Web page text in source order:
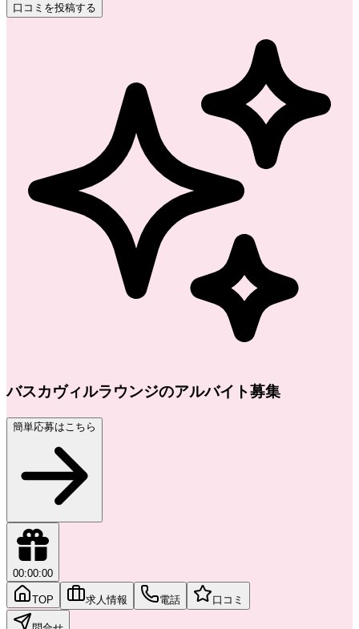
口コミを投稿する
バスカヴィルラウンジのアルバイト募集
簡単応募はこちら
00:00:00
TOP 求人情報 電話 口コミ